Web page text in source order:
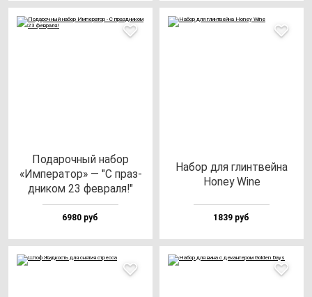
Пода­роч­ный на­бор
«Импе­ра­тор» — "С праз­
дни­ком 23 фев­ра­ля!"
6980 руб
Набор для глин­твей­на
Honey Wine
1839 руб